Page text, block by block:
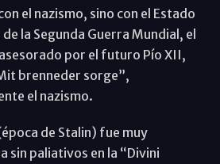
el nazismo, sino con el Estado
la Segunda Guerra Mundial, el
por el futuro Pío XII,
brenneder sorge”,
el nazismo.
de Stalin) fue muy
sin paliativos en la “Divini